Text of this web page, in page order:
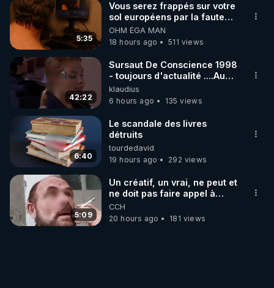
5:35
Vous serez frappés sur votre
sol européens par la faute
des dirigeants qui s'en
mettent dans le nez
OHM ÉGA MAN
18 hours ago
511 views
42:22
Sursaut De Conscience 1998
- toujours d'actualité ....Au
Dela Du Réel
klaudius
6 hours ago
135 views
6:40
Le scandale des livres
détruits
tourdedavid
19 hours ago
292 views
5:09
Un créatif, un vrai, ne peut et
ne doit pas faire appel à
l'intelligence artificielle
CCH
20 hours ago
181 views